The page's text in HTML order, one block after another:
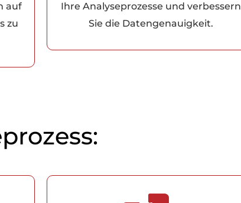
auf
zu
Ihre Analyseprozesse und verbessern
Sie die Datengenauigkeit.